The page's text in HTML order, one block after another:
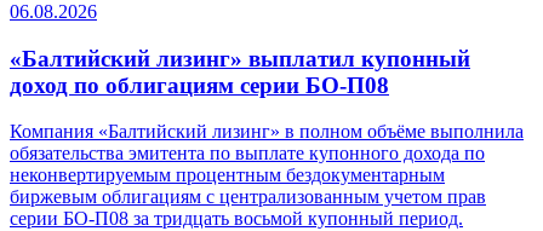
06.08.2026
«Балтийский лизинг» выплатил купонный
доход по облигациям серии БО-П08
Компания «Балтийский лизинг» в полном объёме выполнила
обязательства эмитента по выплате купонного дохода по
неконвертируемым процентным бездокументарным
биржевым облигациям с централизованным учетом прав
серии БО-П08 за тридцать восьмой купонный период.